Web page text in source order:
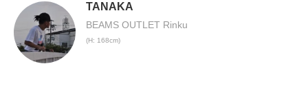
TANAKA
BEAMS OUTLET Rinku
(H: 168cm)